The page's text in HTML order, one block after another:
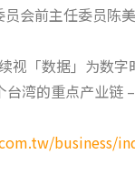
前主任委员陈
「数据」为数
湾的重点产业链
business/